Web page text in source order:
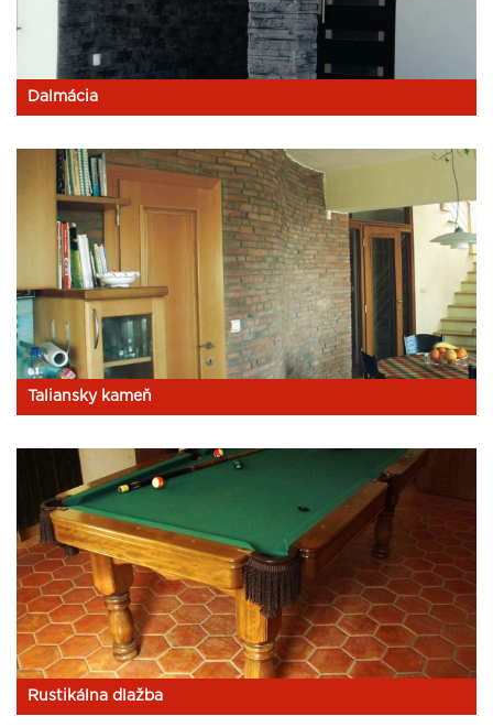
Dalmácia
Taliansky kameň
Rustikálna dlažba